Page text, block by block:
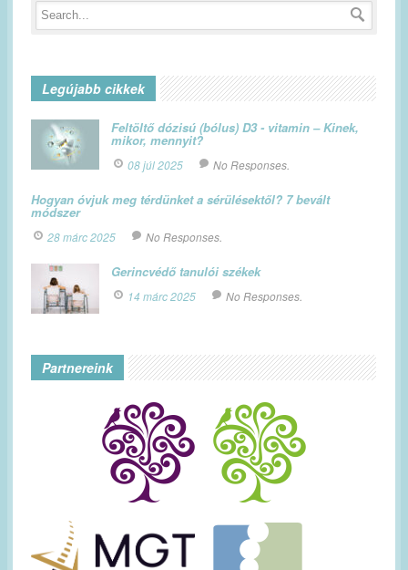
Legújabb cikkek
Feltöltő dózisú (bólus) D3 - vitamin – Kinek,
mikor, mennyit?
08 júl 2025 No Responses.
Hogyan óvjuk meg térdünket a sérülésektől? 7 bevált
módszer
28 márc 2025 No Responses.
Gerincvédő tanulói székek
14 márc 2025 No Responses.
Partnereink